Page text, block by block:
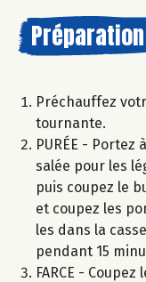
Préparation
Préchauffez
tournante.
PURÉE -
salée pour les
puis coupez le
et coupez les
les dans la
pendant 15
FARCE -